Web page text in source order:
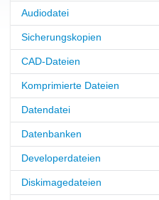
Audiodatei
Sicherungskopien
CAD-Dateien
Komprimierte Dateien
Datendatei
Datenbanken
Developerdateien
Diskimagedateien